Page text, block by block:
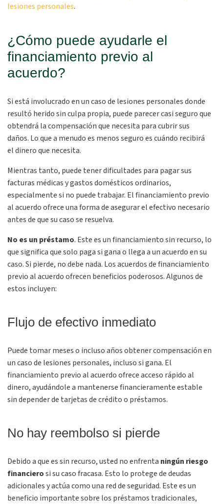
lesiones personales.
¿Cómo puede ayudarle el
financiamiento previo al
acuerdo?
Si está involucrado en un caso de lesiones personales donde
resultó herido sin culpa propia, puede parecer casi seguro que
obtendrá la compensación que necesita para cubrir sus
daños. Lo que a menudo es menos seguro es cuándo recibirá
el dinero que necesita.
Mientras tanto, puede tener dificultades para pagar sus
facturas médicas y gastos domésticos ordinarios,
especialmente si no puede trabajar. El financiamiento previo
al acuerdo ofrece una forma de asegurar el efectivo necesario
antes de que su caso se resuelva.
No es un préstamo. Este es un financiamiento sin recurso, lo
que significa que solo paga si gana o llega a un acuerdo en su
caso. Si pierde, no debe nada. Los acuerdos de financiamiento
previo al acuerdo ofrecen beneficios poderosos. Algunos de
estos incluyen:
Flujo de efectivo inmediato
Puede tomar meses o incluso años obtener compensación en
un caso de lesiones personales, incluso si gana. El
financiamiento previo al acuerdo ofrece acceso rápido al
dinero, ayudándole a mantenerse financieramente estable
sin depender de tarjetas de crédito o préstamos.
No hay reembolso si pierde
Debido a que es sin recurso, usted no enfrenta ningún riesgo
financierosi su caso fracasa. Esto lo protege de deudas
adicionales y actúa como una red de seguridad. Este es un
beneficio importante sobre los préstamos tradicionales,